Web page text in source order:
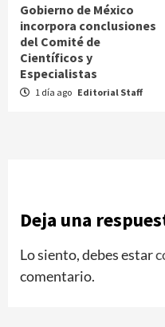
Gobierno de México
incorpora conclusiones
del Comité de
Científicos y
Especialistas
1 día ago Editorial Staff
Deja una
Lo siento, debes estar
comentario.